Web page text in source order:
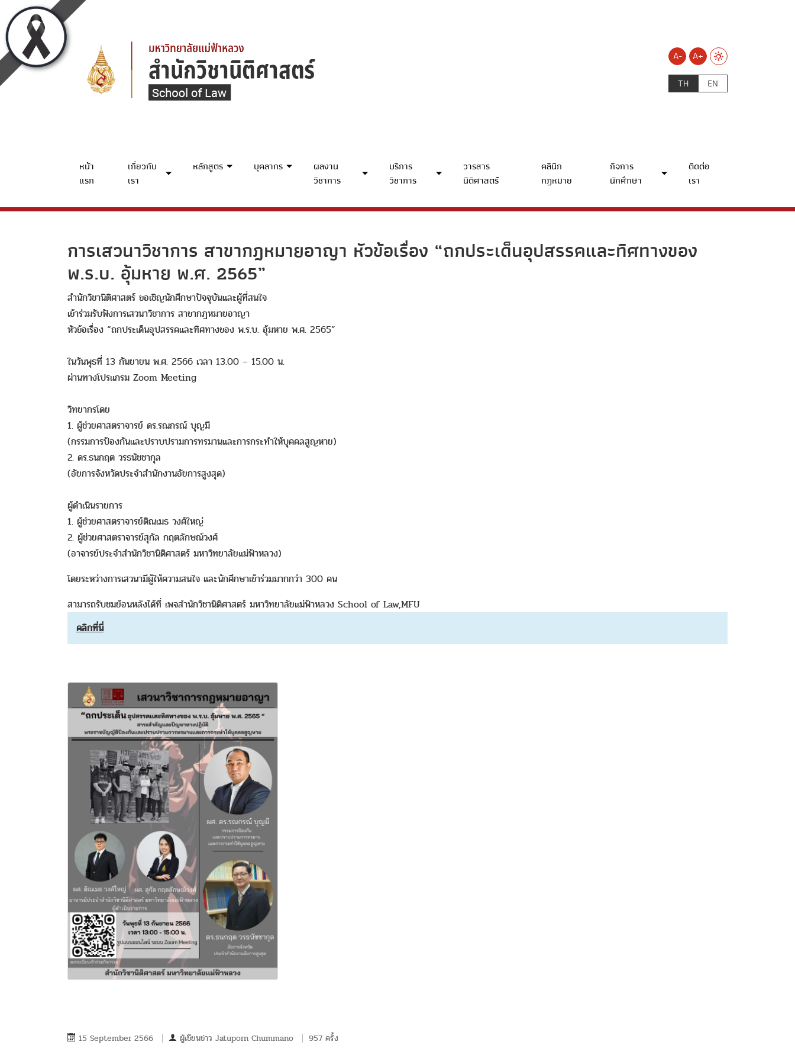
A-
A+
TH
EN
หน้า
แรก
เกี่ยวกับ
เรา
หลักสูตร บุคลากร
ผลงาน
วิชาการ
บริการ
วิชาการ
วารสาร
นิติศาสตร์
คลินิก
กฎหมาย
กิจการ
นักศึกษา
ติดต่อ
เรา
การเสวนาวิชาการ สาขากฎหมายอาญา หัวข้อเรื่อง “ถกประเด็นอุปสรรคและทิศทางของ
พ.ร.บ. อุ้มหาย พ.ศ. 2565”
สำนักวิชานิติศาสตร์ ขอเชิญนักศึกษาปัจจุบันและผู้ที่สนใจ
เข้าร่วมรับฟังการเสวนาวิชาการ สาขากฎหมายอาญา
หัวข้อเรื่อง “ถกประเด็นอุปสรรคและทิศทางของ พ.ร.บ. อุ้มหาย พ.ศ. 2565”
ในวันพุธที่ 13 กันยายน พ.ศ. 2566 เวลา 13.00 – 15.00 น.
ผ่านทางโปรแกรม Zoom Meeting
วิทยากรโดย
1. ผู้ช่วยศาสตราจารย์ ดร.รณกรณ์ บุญมี
(กรรมการป้องกันและปราบปรามการทรมานและการกระทำให้บุคคลสูญหาย)
2. ดร.ธนกฤต วรธนัชชากุล
(อัยการจังหวัดประจำสำนักงานอัยการสูงสุด)
ผู้ดำเนินรายการ
1. ผู้ช่วยศาสตราจารย์ติณเมธ วงศ์ใหญ่
2. ผู้ช่วยศาสตราจารย์สุกัล กฤตลักษณ์วงศ์
(อาจารย์ประจำสำนักวิชานิติศาสตร์ มหาวิทยาลัยแม่ฟ้าหลวง)
โดยระหว่างการเสวนามีผู้ให้ความสนใจ และนักศึกษาเข้าร่วมมากกว่า 300 คน
สามารถรับชมย้อนหลังได้ที่ เพจสำนักวิชานิติศาสตร์ มหาวิทยาลัยแม่ฟ้าหลวง School of Law,MFU
คลิกที่นี่
15 September 2566 ผู้เขียนข่าว Jatuporn Chummano 957 ครั้ง